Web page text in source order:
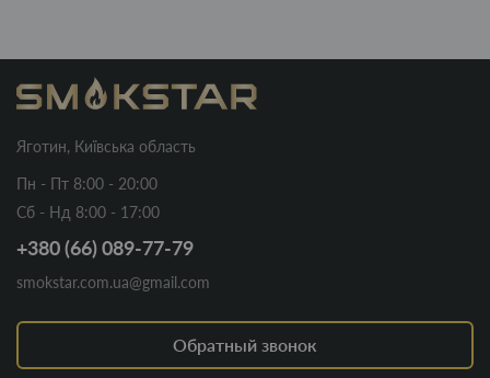
Яготин, Київська область
Пн - Пт 8:00 - 20:00
Сб - Нд 8:00 - 17:00
+380 (66) 089-77-79
smokstar.com.ua@gmail.com
Обратный звонок